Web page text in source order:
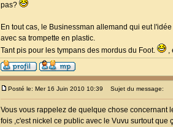
pas?
En tout cas, le Businessman allemand qui eut
avec sa trompette en plastic.
Tant pis pour les tympans des mordus du Foot.
,
Posté le: Mer 16 Juin 2010 10:39 Sujet du message:
Vous vous rappelez de quelque chose concernant
fois ,c'est nickel ce public avec le Vuvu surtout que